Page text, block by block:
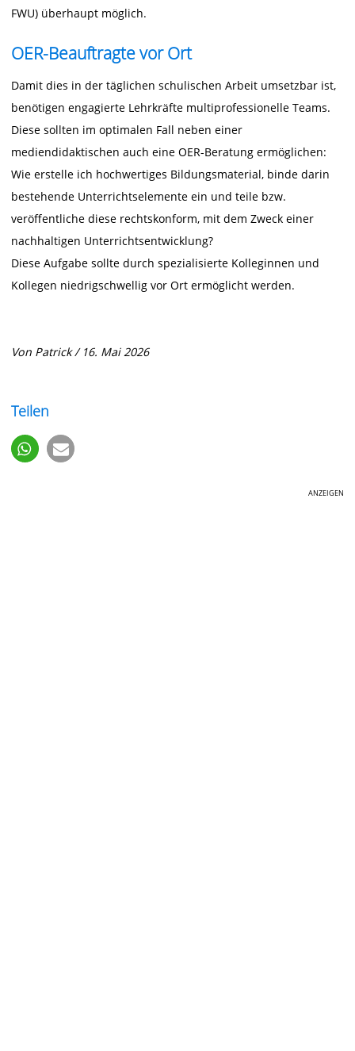
FWU) überhaupt möglich.
OER-Beauftragte vor Ort
Damit dies in der täglichen schulischen Arbeit umsetzbar ist,
benötigen engagierte Lehrkräfte multiprofessionelle Teams.
Diese sollten im optimalen Fall neben einer
mediendidaktischen auch eine OER-Beratung ermöglichen:
Wie erstelle ich hochwertiges Bildungsmaterial, binde darin
bestehende Unterrichtselemente ein und teile bzw.
veröffentliche diese rechtskonform, mit dem Zweck einer
nachhaltigen Unterrichtsentwicklung?
Diese Aufgabe sollte durch spezialisierte Kolleginnen und
Kollegen niedrigschwellig vor Ort ermöglicht werden.
Von Patrick / 16. Mai 2026
Teilen
ANZEIGEN